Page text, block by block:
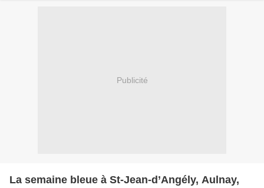
Publicité
La semaine bleue à St-Jean-d’Angély, Aulnay,